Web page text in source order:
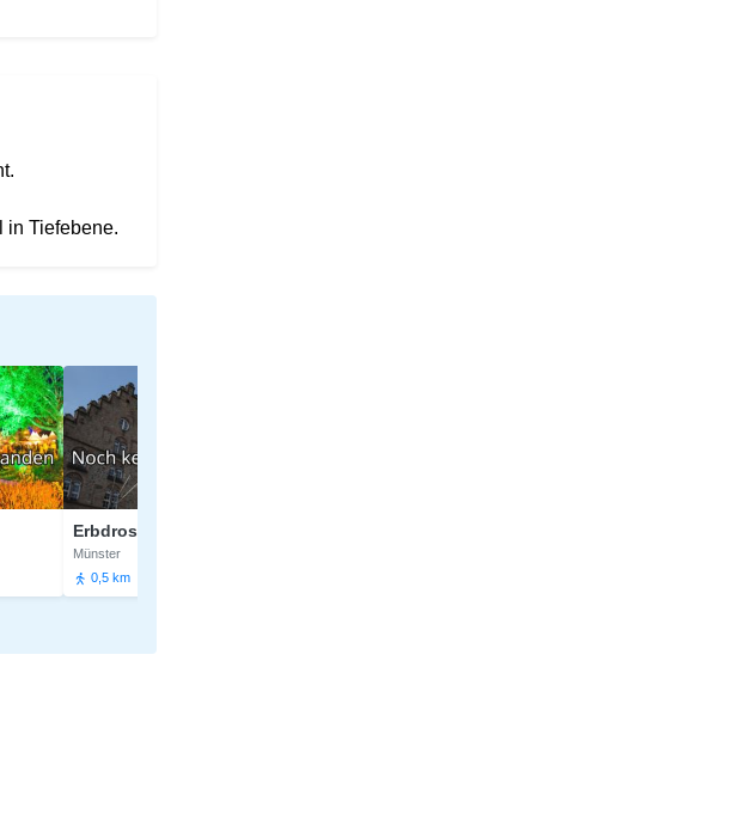
in Tiefebene.
Erbdrostenhof
0,5 km